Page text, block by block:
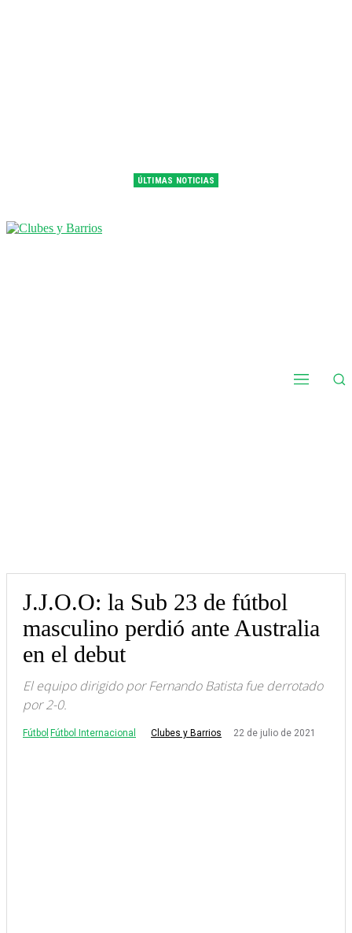
ÚLTIMAS NOTICIAS
J.J.O.O: la Sub 23 de fútbol
masculino perdió ante Australia
en el debut
El equipo dirigido por Fernando Batista fue derrotado
por 2-0.
Fútbol Fútbol Internacional Clubes y Barrios 22 de julio de 2021